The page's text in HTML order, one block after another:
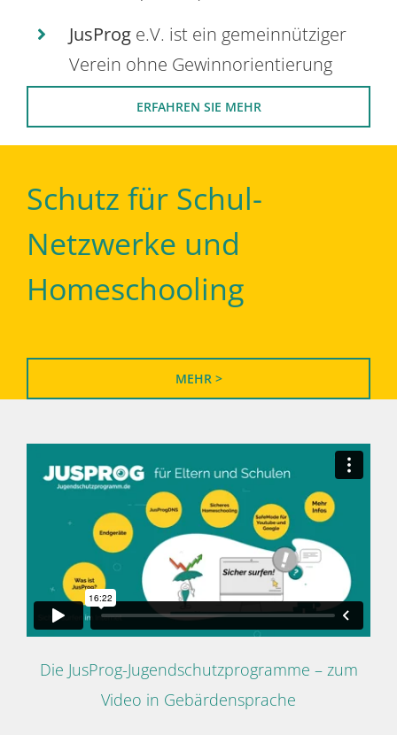
JusProg e.V. ist ein gemeinnütziger
Verein ohne Gewinnorientierung
ERFAHREN SIE MEHR
Schutz für Schul-
Netzwerke und
Homeschooling
MEHR >
Die JusProg-Jugendschutzprogramme – zum
Video in Gebärdensprache